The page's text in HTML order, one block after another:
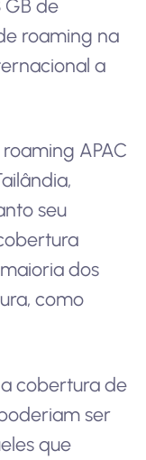
GB de
roaming na
a
APAC
seu
dos
como
cobertura de
ser
que